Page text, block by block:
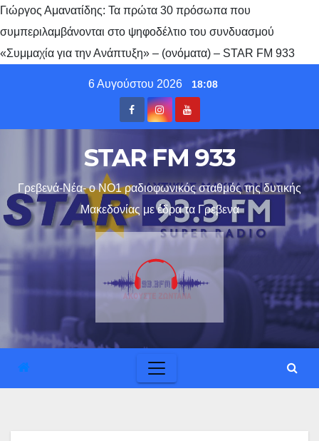
Γιώργος Αμανατίδης: Τα πρώτα 30 πρόσωπα που
συμπεριλαμβάνονται στο ψηφοδέλτιο του συνδυασμού
«Συμμαχία για την Ανάπτυξη» – (ονόματα) – STAR FM 933
6 Αυγούστου 2026 18:08
STAR FM 933
Γρεβενά-Νέα- ο ΝΟ1 ραδιοφωνικός σταθμός της δυτικής
Μακεδονίας με έδρα τα Γρεβενα